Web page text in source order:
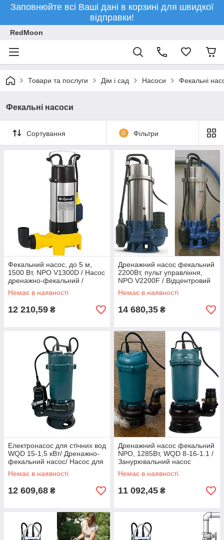
Заповнюйте всі Ваші дані в корзині для швидкої
відправки!
RedMoon
Товари та послуги Дім і сад Насоси Фекальні
Фекальні насоси
Сортування 0 Фільтри
Фекальний насос, до 5 м,
1500 Вт, NPO V1300D / Насос
дренажно-фекальний /
Занурювальний насос
Немає в наявності
12 210,59 ₴
Дренажний насос фекальний
2200Вт, пульт управління,
NPO V2200F / Відцентровий
насос занурювальний
Немає в наявності
14 680,35 ₴
Електронасос для стічних вод
WQD 15-1,5 кВт/ Дренажно-
фекальний насос/ Насос для
брудної води
Немає в наявності
12 609,68 ₴
Дренажний насос фекальний
NPO, 1285Вт, WQD 8-16-1.1 /
Занурювальний насос
відцентровий
Немає в наявності
11 092,45 ₴